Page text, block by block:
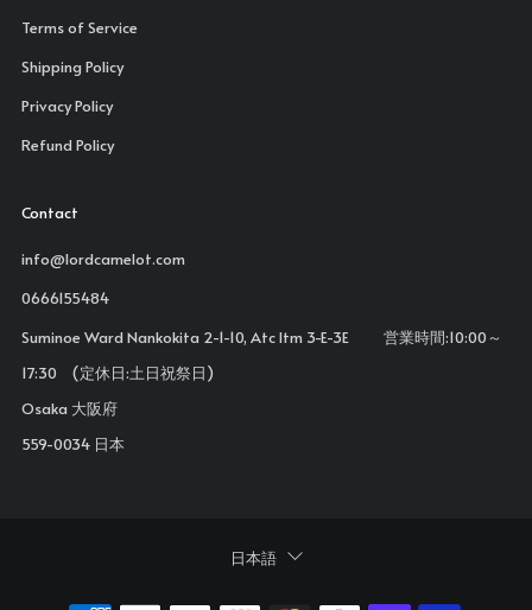
Terms of Service
Shipping Policy
Privacy Policy
Refund Policy
Contact
info@lordcamelot.com
0666155484
Suminoe Ward Nankokita 2-1-10, Atc Itm 3-E-3E 営業時間:10:00～
17:30 (定休日:土日祝祭日)
Osaka 大阪府
559-0034 日本
Language
日本語